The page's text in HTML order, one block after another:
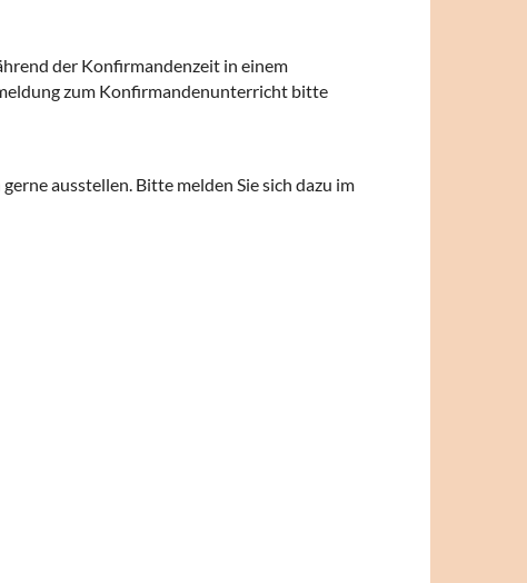
der Konfirmandenzeit in einem
zum Konfirmandenunterricht bitte
ausstellen. Bitte melden Sie sich dazu im